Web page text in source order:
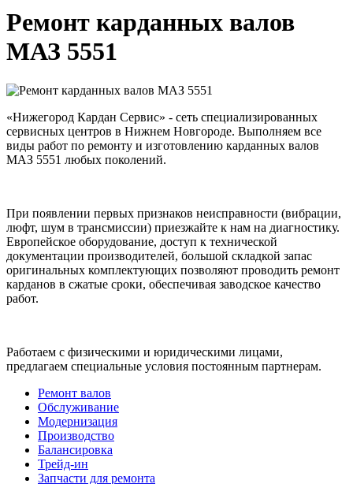
Ремонт карданных валов
МАЗ 5551
«Нижегород Кардан Сервис» - сеть специализированных
сервисных центров в Нижнем Новгороде. Выполняем все
виды работ по ремонту и изготовлению карданных валов
МАЗ 5551 любых поколений.
При появлении первых признаков неисправности (вибрации,
люфт, шум в трансмиссии) приезжайте к нам на диагностику.
Европейское оборудование, доступ к технической
документации производителей, большой складкой запас
оригинальных комплектующих позволяют проводить ремонт
карданов в сжатые сроки, обеспечивая заводское качество
работ.
Работаем с физическими и юридическими лицами,
предлагаем специальные условия постоянным партнерам.
Ремонт валов
Обслуживание
Модернизация
Производство
Балансировка
Трейд-ин
Запчасти для ремонта